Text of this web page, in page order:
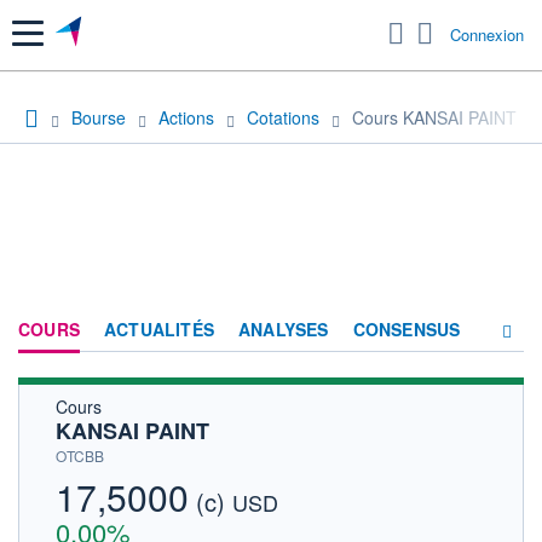
Menu Connexion
Bourse Actions Cotations Cours KANSAI PAINT
COURS ACTUALITÉS ANALYSES CONSENSUS
ACTIONNAIRES
Cours
KANSAI PAINT
OTCBB
17,5000 (c) USD
0,00%